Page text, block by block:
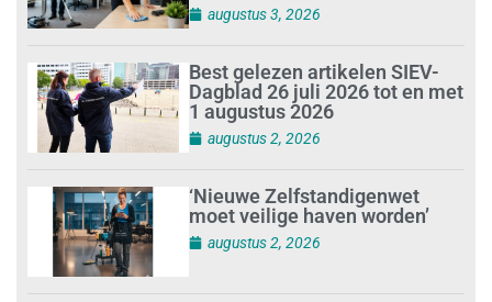
augustus 3, 2026
Best gelezen artikelen SIEV-
Dagblad 26 juli 2026 tot en met
1 augustus 2026
augustus 2, 2026
‘Nieuwe Zelfstandigenwet
moet veilige haven worden’
augustus 2, 2026